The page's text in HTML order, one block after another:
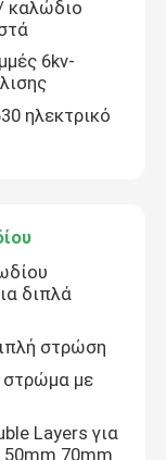
καλώδιο
6kv-
ηλεκτρικό
διπλά
στρώση
στρώμα με
Layers για
50mm 70mm